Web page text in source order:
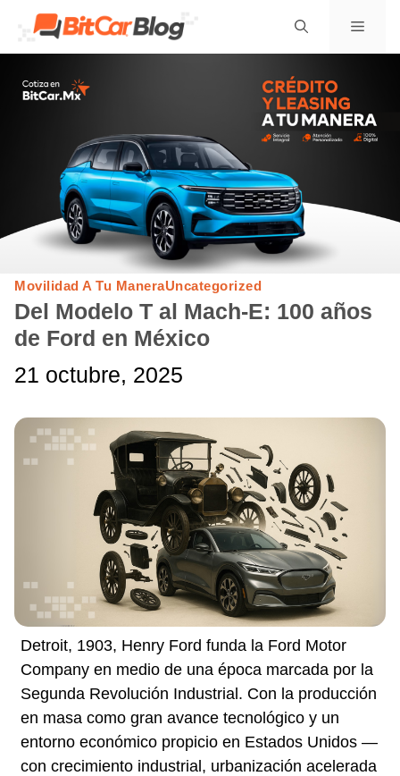
Saltar
contenido
Menú
Movilidad A Tu ManeraUncategorized
Del Modelo T al Mach-E: 100 años
de Ford en México
21 octubre, 2025
Detroit, 1903, Henry Ford funda la Ford Motor
Company en medio de una época marcada por la
Segunda Revolución Industrial. Con la producción
en masa como gran avance tecnológico y un
entorno económico propicio en Estados Unidos —
con crecimiento industrial, urbanización acelerada